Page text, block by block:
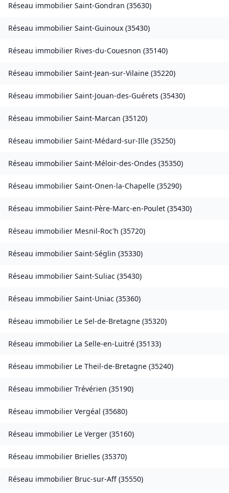
Réseau immobilier Saint-Gondran (35630)
Réseau immobilier Saint-Guinoux (35430)
Réseau immobilier Rives-du-Couesnon (35140)
Réseau immobilier Saint-Jean-sur-Vilaine (35220)
Réseau immobilier Saint-Jouan-des-Guérets (35430)
Réseau immobilier Saint-Marcan (35120)
Réseau immobilier Saint-Médard-sur-Ille (35250)
Réseau immobilier Saint-Méloir-des-Ondes (35350)
Réseau immobilier Saint-Onen-la-Chapelle (35290)
Réseau immobilier Saint-Père-Marc-en-Poulet (35430)
Réseau immobilier Mesnil-Roc'h (35720)
Réseau immobilier Saint-Séglin (35330)
Réseau immobilier Saint-Suliac (35430)
Réseau immobilier Saint-Uniac (35360)
Réseau immobilier Le Sel-de-Bretagne (35320)
Réseau immobilier La Selle-en-Luitré (35133)
Réseau immobilier Le Theil-de-Bretagne (35240)
Réseau immobilier Trévérien (35190)
Réseau immobilier Vergéal (35680)
Réseau immobilier Le Verger (35160)
Réseau immobilier Brielles (35370)
Réseau immobilier Bruc-sur-Aff (35550)